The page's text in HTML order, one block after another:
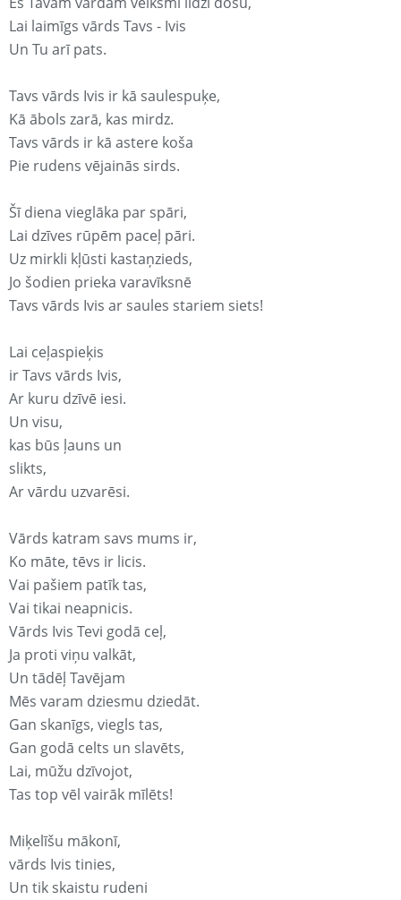
Lai laimīgs vārds Tavs - Ivis
Un Tu arī pats.
Tavs vārds Ivis ir kā saulespuķe,
Kā ābols zarā, kas mirdz.
Tavs vārds ir kā astere koša
Pie rudens vējainās sirds.
Šī diena vieglāka par spāri,
Lai dzīves rūpēm paceļ pāri.
Uz mirkli kļūsti kastaņzieds,
Jo šodien prieka varavīksnē
Tavs vārds Ivis ar saules stariem siets!
Lai ceļaspieķis
ir Tavs vārds Ivis,
Ar kuru dzīvē iesi.
Un visu,
kas būs ļauns un
slikts,
Ar vārdu uzvarēsi.
Vārds katram savs mums ir,
Ko māte, tēvs ir licis.
Vai pašiem patīk tas,
Vai tikai neapnicis.
Vārds Ivis Tevi godā ceļ,
Ja proti viņu valkāt,
Un tādēļ Tavējam
Mēs varam dziesmu dziedāt.
Gan skanīgs, viegls tas,
Gan godā celts un slavēts,
Lai, mūžu dzīvojot,
Tas top vēl vairāk mīlēts!
Miķelīšu mākonī,
vārds Ivis tinies,
Un tik skaistu rudeni